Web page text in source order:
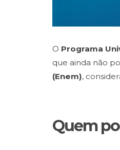
O Programa
que ainda não
(Enem),
Quem